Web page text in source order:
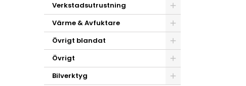
Verkstadsutrustning
Värme & Avfuktare
Övrigt blandat
Övrigt
Bilverktyg